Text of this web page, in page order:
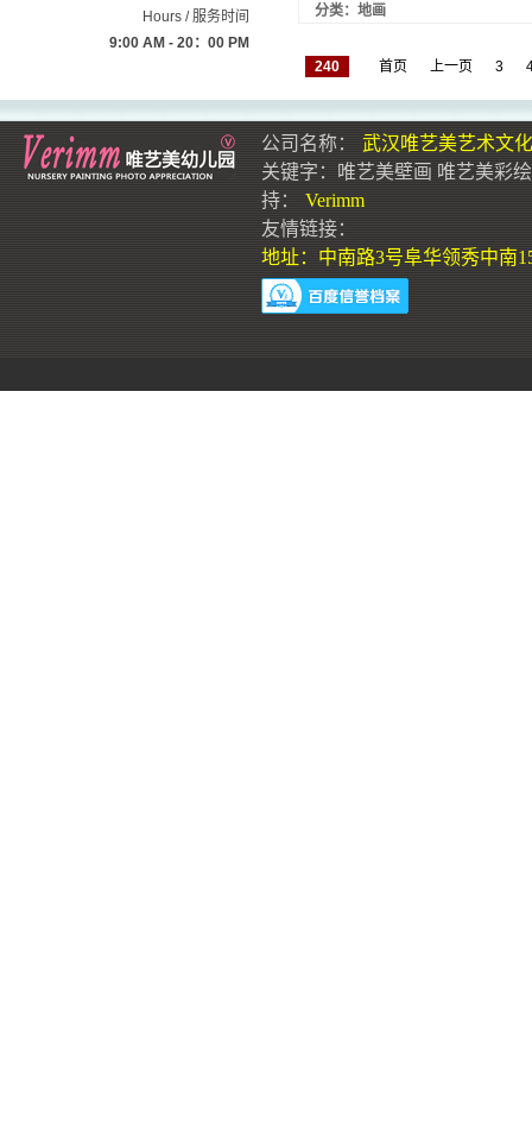
分类：地画
240 首页 上一页 3
Hours / 服务时间
9:00 AM - 20：00 PM
公司名称：
武汉唯艺美艺术文
关键字：
唯艺美壁画 唯艺美彩
持：
Verimm
友情链接：
地址：中南路3号阜华领秀中南